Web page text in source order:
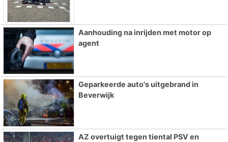
Aanhouding na inrijden met motor op
agent
Geparkeerde auto's uitgebrand in
Beverwijk
AZ overtuigt tegen tiental PSV en